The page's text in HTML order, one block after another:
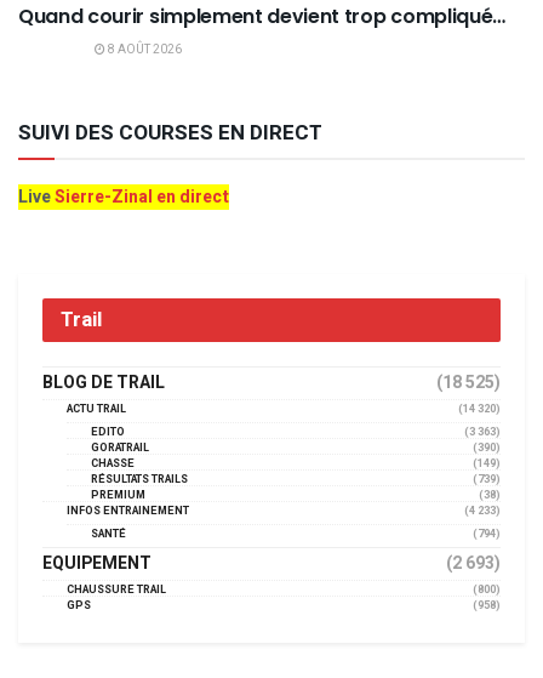
Quand courir simplement devient trop compliqué…
8 AOÛT 2026
SUIVI DES COURSES EN DIRECT
LiveSierre-Zinal en direct
Trail
BLOG DE TRAIL (18 525)
ACTU TRAIL
(14 320)
EDITO
(3 363)
GORATRAIL
(390)
CHASSE
(149)
RÉSULTATS TRAILS
(739)
PREMIUM
(38)
INFOS ENTRAINEMENT
(4 233)
SANTÉ
(794)
EQUIPEMENT (2 693)
CHAUSSURE TRAIL
(800)
GPS
(958)